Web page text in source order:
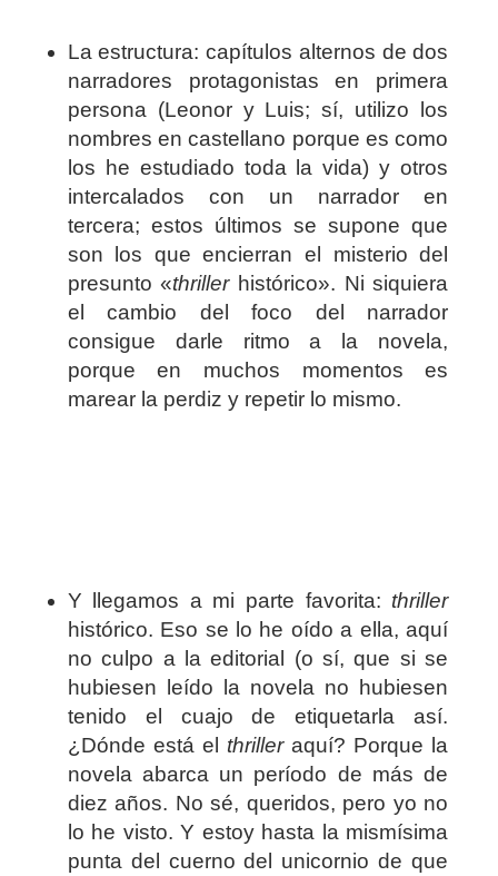
La estructura: capítulos alternos de dos
narradores protagonistas en primera
persona (Leonor y Luis; sí, utilizo los
nombres en castellano porque es como
los he estudiado toda la vida) y otros
intercalados con un narrador en
tercera; estos últimos se supone que
son los que encierran el misterio del
presunto «thrillerhistórico». Ni siquiera
el cambio del foco del narrador
consigue darle ritmo a la novela,
porque en muchos momentos es
marear la perdiz y repetir lo mismo.
Y llegamos a mi parte favorita: thriller
histórico. Eso se lo he oído a ella, aquí
no culpo a la editorial (o sí, que si se
hubiesen leído la novela no hubiesen
tenido el cuajo de etiquetarla así.
¿Dónde está el thrilleraquí? Porque la
novela abarca un período de más de
diez años. No sé, queridos, pero yo no
lo he visto. Y estoy hasta la mismísima
punta del cuerno del unicornio de que